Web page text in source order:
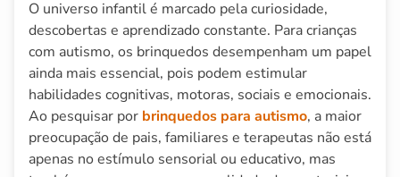
O universo infantil é marcado pela curiosidade,
descobertas e aprendizado constante. Para crianças
com autismo, os brinquedos desempenham um papel
ainda mais essencial, pois podem estimular
habilidades cognitivas, motoras, sociais e emocionais.
Ao pesquisar por brinquedos para autismo, a maior
preocupação de pais, familiares e terapeutas não está
apenas no estímulo sensorial ou educativo, mas